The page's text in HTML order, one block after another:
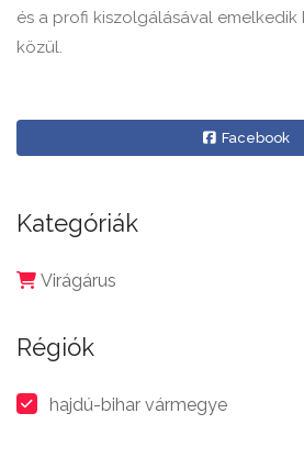
és a profi kiszolgálásával emelkedik
közül.
Facebook
Kategóriák
Virágárus
Régiók
hajdú-bihar vármegye